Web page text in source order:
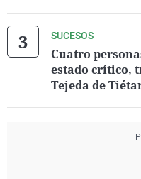
SUCESOS
Cuatro
estado crítico,
Tejeda de